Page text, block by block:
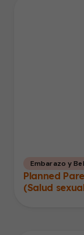
Embarazo y
Planned
(Salud